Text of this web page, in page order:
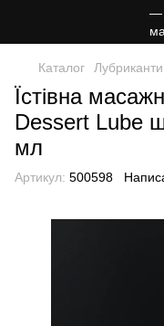
Каталог Лубриканти
Їстівна
Dessert Lube
мл
Артикул: 500598